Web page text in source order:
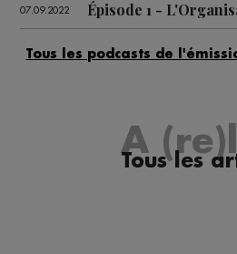
07.09.2022 Épisode 1 -
A
Tous les